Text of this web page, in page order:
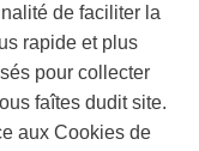
de faciliter la
rapide et plus
pour collecter
faîtes dudit site.
aux Cookies de